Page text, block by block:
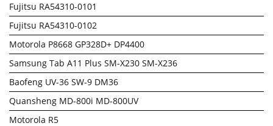
Fujitsu RA54310-0101
Fujitsu RA54310-0102
Motorola P8668 GP328D+ DP4400
Samsung Tab A11 Plus SM-X230 SM-X236
Baofeng UV-36 SW-9 DM36
Quansheng MD-800i MD-800UV
Motorola R5